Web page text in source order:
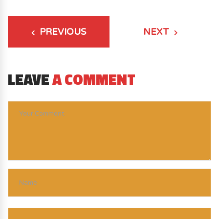
PREVIOUS NEXT
LEAVEA COMMENT